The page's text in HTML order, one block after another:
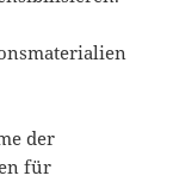
der
für